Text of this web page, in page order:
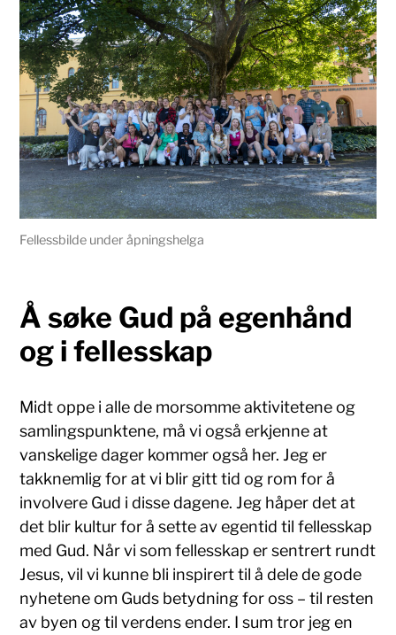
Fellessbilde under åpningshelga
Å søke Gud på egenhånd
og i fellesskap
Midt oppe i alle de morsomme aktivitetene og
samlingspunktene, må vi også erkjenne at
vanskelige dager kommer også her. Jeg er
takknemlig for at vi blir gitt tid og rom for å
involvere Gud i disse dagene. Jeg håper det at
det blir kultur for å sette av egentid til fellesskap
med Gud. Når vi som fellesskap er sentrert rundt
Jesus, vil vi kunne bli inspirert til å dele de gode
nyhetene om Guds betydning for oss – til resten
av byen og til verdens ender. I sum tror jeg en